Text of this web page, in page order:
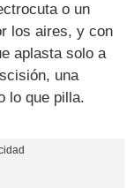
o un
los aires, y con
aplasta solo a
una
lo que pilla.